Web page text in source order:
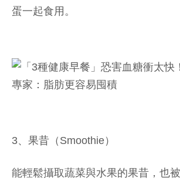
蛋一起食用。
3、果昔（Smoothie）
能輕鬆攝取蔬菜與水果的果昔，也